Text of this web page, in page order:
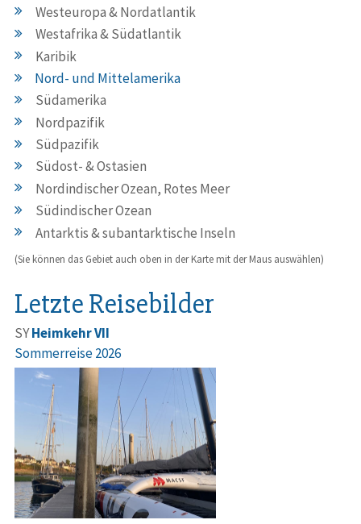
Westeuropa & Nordatlantik
Westafrika & Südatlantik
Karibik
Nord- und Mittelamerika
Südamerika
Nordpazifik
Südpazifik
Südost- & Ostasien
Nordindischer Ozean, Rotes Meer
Südindischer Ozean
Antarktis & subantarktische Inseln
(Sie können das Gebiet auch oben in der Karte mit der Maus auswählen)
Letzte Reisebilder
SYHeimkehr VII
Sommerreise 2026